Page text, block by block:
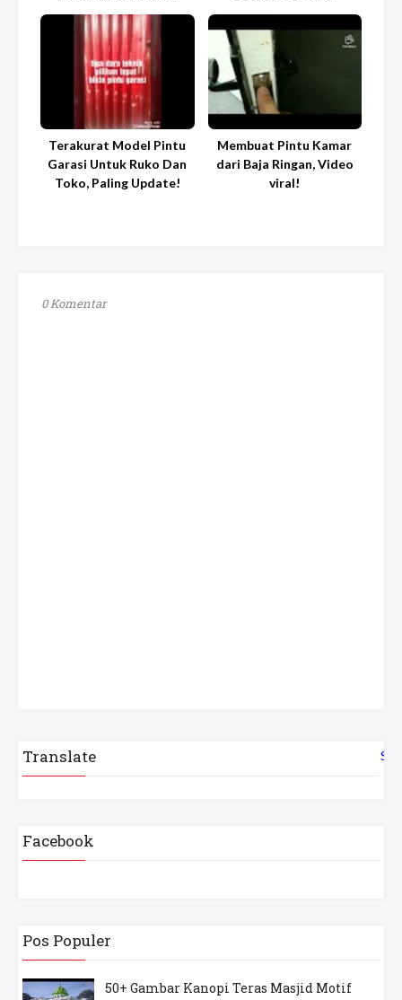
Terakurat Model Pintu
Garasi Untuk Ruko Dan
Toko, Paling Update!
Membuat Pintu Kamar
dari Baja Ringan, Video
viral!
0 Komentar
Translate
Facebook
Pos Populer
50+ Gambar Kanopi Teras Masjid Motif